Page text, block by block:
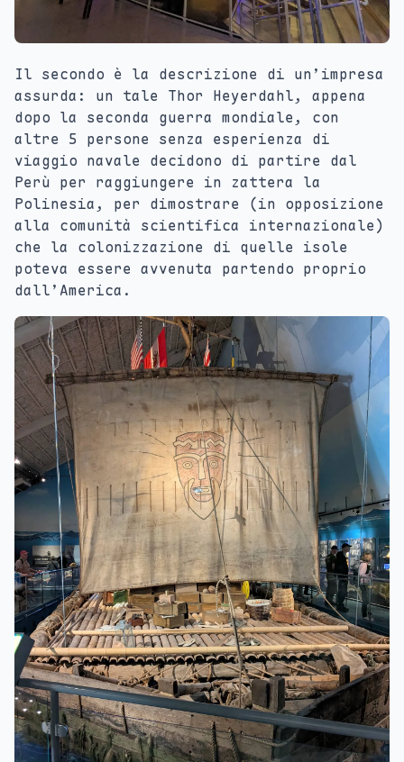
Il secondo è la descrizione di un’impresa
assurda: un tale Thor Heyerdahl, appena
dopo la seconda guerra mondiale, con
altre 5 persone senza esperienza di
viaggio navale decidono di partire dal
Perù per raggiungere in zattera la
Polinesia, per dimostrare (in opposizione
alla comunità scientifica internazionale)
che la colonizzazione di quelle isole
poteva essere avvenuta partendo proprio
dall’America.